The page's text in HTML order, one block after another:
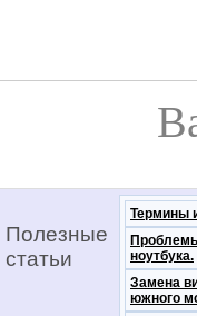
Полезные
статьи
Термины
ноутбука.
Замена
южного